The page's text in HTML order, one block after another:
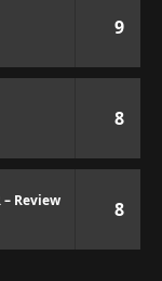
9
8
Review 8